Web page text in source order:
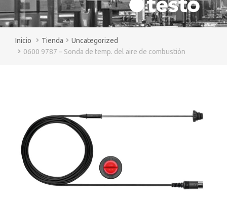
You are here:
Tienda
Uncategorized
0600 9787 – Sonda de temp. del aire de combustión